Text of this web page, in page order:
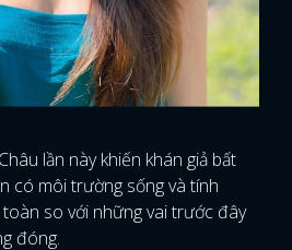
lần này khiến khán giả bất
có môi trường sống và tính
so với những vai trước đây
đóng.